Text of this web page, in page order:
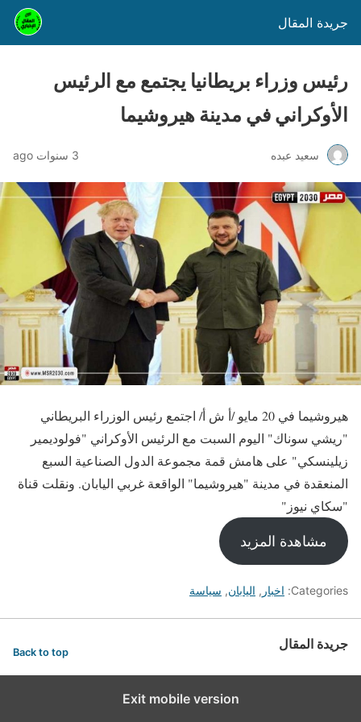
جريدة المقال
رئيس وزراء بريطانيا يجتمع مع الرئيس
الأوكراني في مدينة هيروشيما
سعيد عبده 3 سنوات ago
هيروشيما في 20 مايو /أ ش أ/ اجتمع رئيس الوزراء البريطاني
"ريشي سوناك" اليوم السبت مع الرئيس الأوكراني "فولوديمير
زيلينسكي" على هامش قمة مجموعة الدول الصناعية السبع
المنعقدة في مدينة "هيروشيما" الواقعة غربي اليابان. ونقلت قناة
"سكاي نيوز"
مشاهدة المزيد
Categories: اخبار , اليابان, سياسة
جريدة المقال Back to top
Exit mobile version